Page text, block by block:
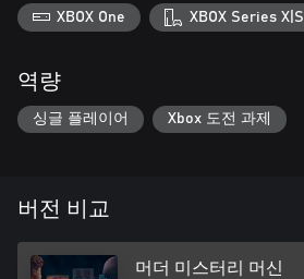
XBOX One XBOX Series X|S
역량
싱글 플레이어 Xbox 도전 과제
버전 비교
머더 미스터리 머신